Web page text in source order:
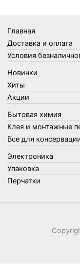
Товары для кухни
Товары для сада
Товары для
Упаковка
Утеплители и
Фонари, лампы и
Хозяйственные
Швабры,
Шнуры, веревки и
Электроника
Элементы питания
Главная
Доставка и оплата
Условия
Новинки
Хиты
Акции
Бытовая химия
Клея и монтажные
Все для
Электроника
Упаковка
Перчатки